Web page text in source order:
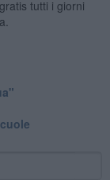
tutti i giorni